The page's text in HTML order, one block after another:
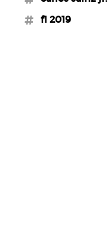
#f1 2019